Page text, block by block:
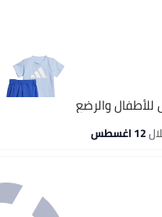
والرضع
12 اغسطس